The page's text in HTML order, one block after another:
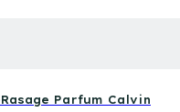
Parfum Calvin